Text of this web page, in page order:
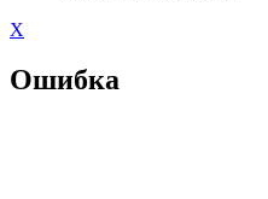
X
Ошибка